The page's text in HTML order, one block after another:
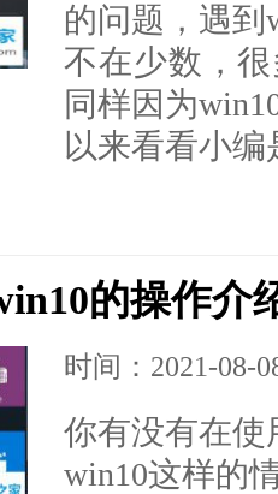
的问题，遇到
不在少数，
同样因为
以来看看小
的操作介
时间：2021-08-
你有没有在使
win10这样的